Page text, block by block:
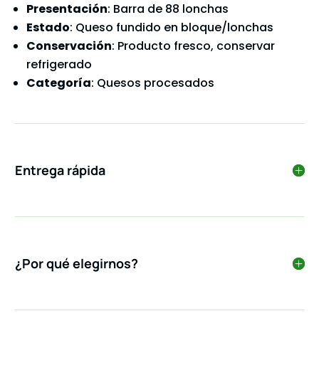
Presentación: Barra de 88 lonchas
Estado: Queso fundido en bloque/lonchas
Conservación: Producto fresco, conservar
refrigerado
Categoría: Quesos procesados
Entrega rápida
¿Por qué elegirnos?